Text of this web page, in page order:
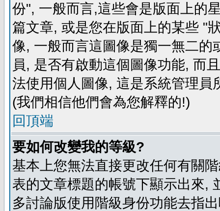
份", 一般而言,這些會是版面上的
篇文章, 或是您在版面上的某些 "
像, 一般而言這圖像是獨一無二
員, 是否有啟動這個圖像功能, 而
法使用個人圖像, 這是系統管理
(我們相信他們會為您解釋的!)
回頂端
要如何改變我的等級?
基本上您無法直接更改任何有關
表的文章標題的帳號下顯示出來,
多討論版使用階級身份功能去指